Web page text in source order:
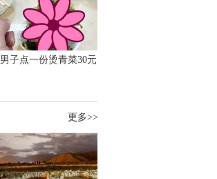
男子点一份烫青菜30元
更多>>